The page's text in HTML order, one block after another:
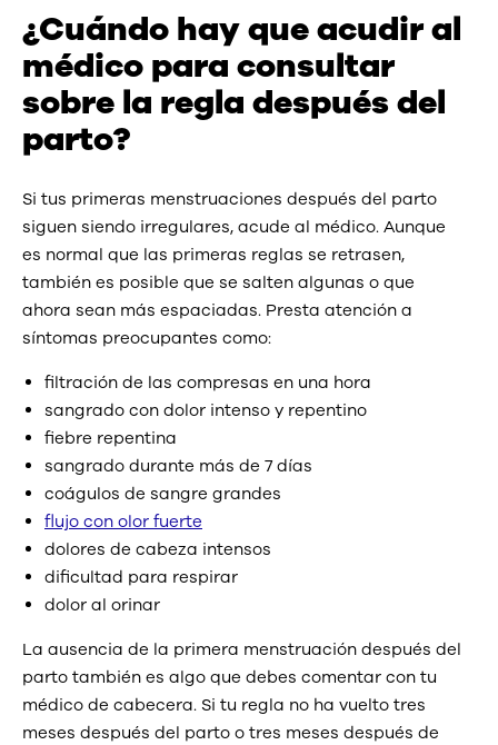
¿Cuándo hay que acudir al
médico para consultar
sobre la regla después del
parto?
Si tus primeras menstruaciones después del parto
siguen siendo irregulares, acude al médico. Aunque
es normal que las primeras reglas se retrasen,
también es posible que se salten algunas o que
ahora sean más espaciadas. Presta atención a
síntomas preocupantes como:
filtración de las compresas en una hora
sangrado con dolor intenso y repentino
fiebre repentina
sangrado durante más de 7 días
coágulos de sangre grandes
flujo con olor fuerte
dolores de cabeza intensos
dificultad para respirar
dolor al orinar
La ausencia de la primera menstruación después del
parto también es algo que debes comentar con tu
médico de cabecera. Si tu regla no ha vuelto tres
meses después del parto o tres meses después de